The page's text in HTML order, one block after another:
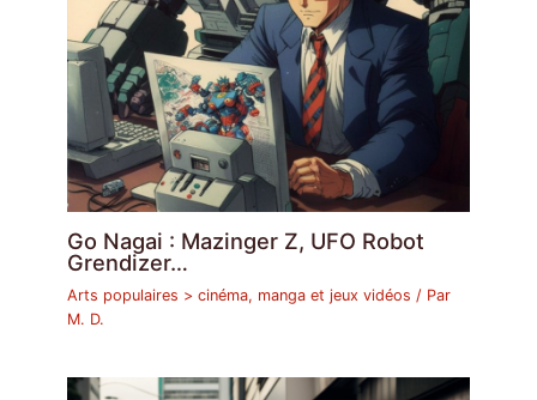
Go Nagai : Mazinger Z, UFO Robot
Grendizer…
Arts populaires > cinéma, manga et jeux vidéos / Par
M. D.